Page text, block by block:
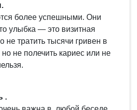
более успешными. Они
улыбка — это визитная
не тратить тысячи гривен в
не полечить кариес или не
.